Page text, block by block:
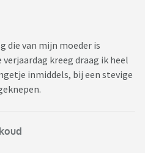
die van mijn moeder is
kreeg draag ik heel
inmiddels, bij een stevige